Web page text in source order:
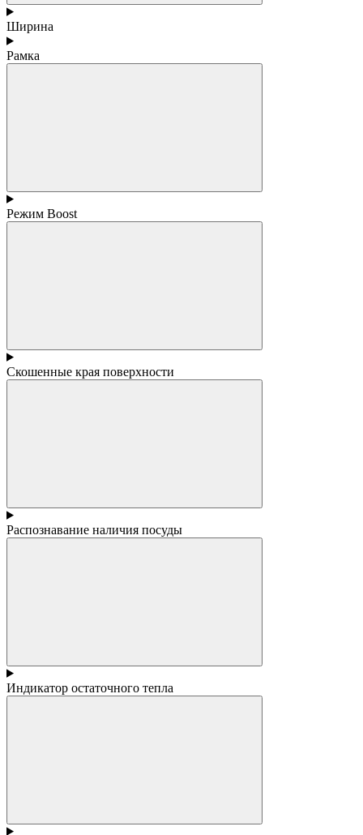
Ширина
Рамка
Режим Boost
Скошенные края поверхности
Распознавание наличия посуды
Индикатор остаточного тепла